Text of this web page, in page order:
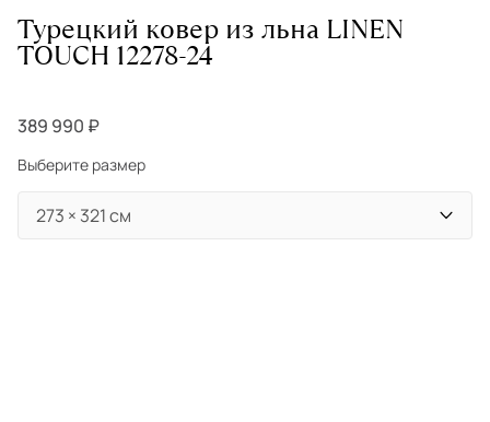
Турецкий ковер из льна LINEN
TOUCH 12278-24
389 990 ₽
Выберите размер